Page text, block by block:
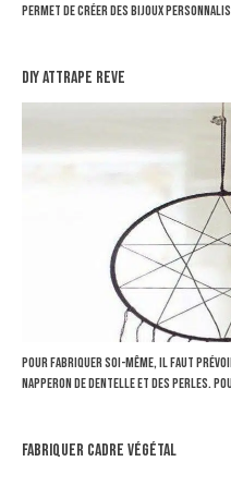
permet de créer des bijoux
diy attrape reve
Pour fabriquer soi-même, il faut
napperon de dentelle et des perles.
fabriquer cadre végétal